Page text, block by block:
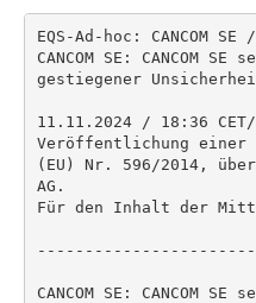
EQS-Ad-hoc: CANCOM
CANCOM SE: CANCOM
gestiegener
11.11.2024 / 18:36 CET/
Veröffentlichung einer
(EU) Nr. 596/2014,
AG.
Für den Inhalt der
CANCOM SE: CANCOM